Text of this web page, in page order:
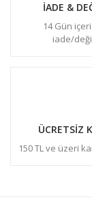
İADE &
14 Gün
iade/
ÜCRETSİZ
150 TL ve üzeri